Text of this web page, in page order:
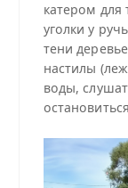
катером для
уголки у
тени
настилы
воды,